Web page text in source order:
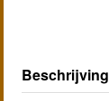
Beschrijving